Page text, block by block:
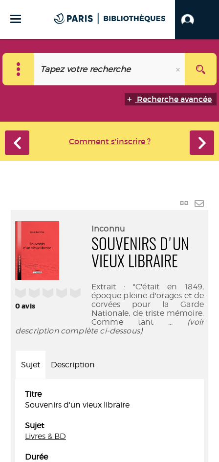
Recherche avancée
Comment s'inscrire ?
Lien
0avis
Inconnu
SOUVENIRS D'UN
VIEUX LIBRAIRE
Extrait : "C'était en 1849,
époque pleine d'orages et de
corvées pour la Garde
Nationale, de triste mémoire.
Comme tant ... (voir
description complète ci-dessous)
Sujet Description
Titre
Souvenirs d'un vieux libraire
Sujet
Livres & BD
Durée